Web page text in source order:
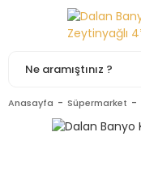
Anasayfa Süpermarket